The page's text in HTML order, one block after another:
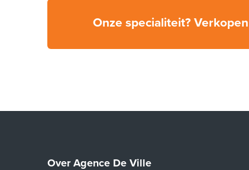
Onze specialiteit?
Over Agence De Ville